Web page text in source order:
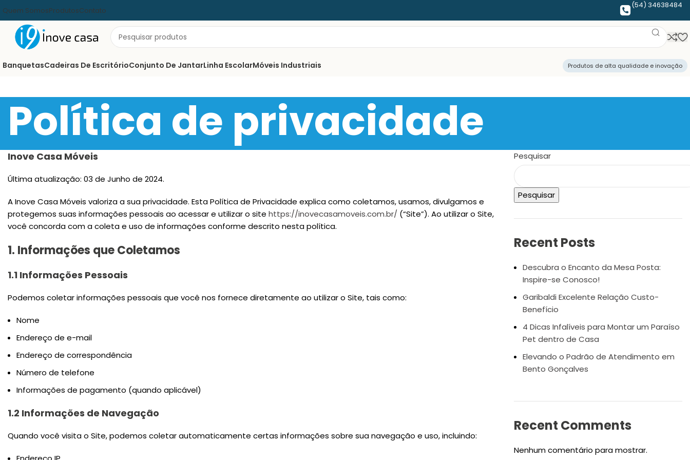
Quem SomosProdutosContato
(54) 34638484
BanquetasCadeiras De EscritórioConjunto De JantarLinha EscolarMóveis Industriais Produtos de alta qualidade e inovação
Política de privacidade
Inove Casa Móveis
Última atualização: 03 de Junho de 2024.
A Inove Casa Móveis valoriza a sua privacidade. Esta Política de Privacidade explica como coletamos, usamos, divulgamos e
protegemos suas informações pessoais ao acessar e utilizar o site https://inovecasamoveis.com.br/ (“Site”). Ao utilizar o Site,
você concorda com a coleta e uso de informações conforme descrito nesta política.
1. Informações que Coletamos
1.1 Informações Pessoais
Podemos coletar informações pessoais que você nos fornece diretamente ao utilizar o Site, tais como:
Nome
Endereço de e-mail
Endereço de correspondência
Número de telefone
Informações de pagamento (quando aplicável)
1.2 Informações de Navegação
Quando você visita o Site, podemos coletar automaticamente certas informações sobre sua navegação e uso, incluindo:
Pesquisar
Pesquisar
Recent Posts
Descubra o Encanto da Mesa Posta:
Inspire-se Conosco!
Garibaldi Excelente Relação Custo-
Benefício
4 Dicas Infalíveis para Montar um Paraíso
Pet dentro de Casa
Elevando o Padrão de Atendimento em
Bento Gonçalves
Recent Comments
Nenhum comentário para mostrar.